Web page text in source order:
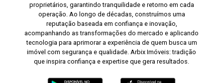
proprietários, garantindo tranquilidade e retorno em cada
operação. Ao longo de décadas, construímos uma
reputação baseada em confiança e inovação,
acompanhando as transformações do mercado e aplicando
tecnologia para aprimorar a experiência de quem busca um
imóvel com segurança e qualidade. Arbix Imóveis: tradição
que inspira confiança e expertise que gera resultados.